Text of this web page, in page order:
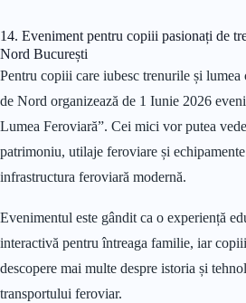
14. Eveniment pentru copiii pasionați de
Nord București
Pentru copiii care iubesc trenurile și lumea
de Nord organizează de 1 Iunie 2026
Lumea Feroviară”. Cei mici vor putea
patrimoniu, utilaje feroviare și
infrastructura feroviară modernă.
Evenimentul este gândit ca o experiență
interactivă pentru întreaga familie, iar
descopere mai multe despre istoria și
transportului feroviar.